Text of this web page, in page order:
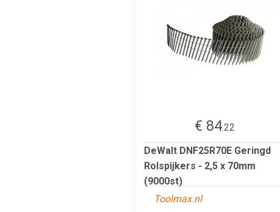
€ 84.22
DeWalt DNF25R70E Geringd
Rolspijkers - 2,5 x 70mm
(9000st)
Toolmax.nl